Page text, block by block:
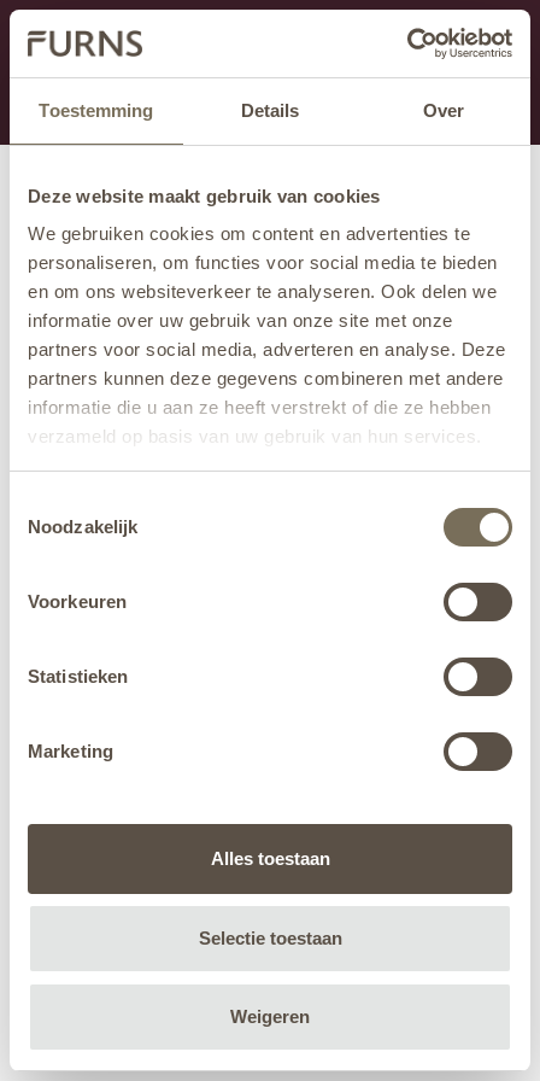
Toestemming Details Over
Deze website maakt gebruik van cookies
We gebruiken cookies om content en advertenties te
personaliseren, om functies voor social media te bieden
en om ons websiteverkeer te analyseren. Ook delen we
informatie over uw gebruik van onze site met onze
partners voor social media, adverteren en analyse. Deze
partners kunnen deze gegevens combineren met andere
informatie die u aan ze heeft verstrekt of die ze hebben
verzameld op basis van uw gebruik van hun services.
jehier.
Noodzakelijk
Voorkeuren
Statistieken
Marketing
Alles toestaan
Selectie toestaan
Weigeren
This section is currently under maintenance.
If you are missing information, you can call us at +31
413 745 423 or email us at info@furns.com